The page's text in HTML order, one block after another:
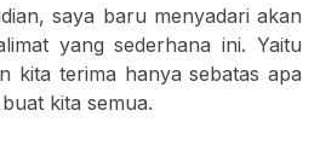
saya baru menyadari akan
yang sederhana ini. Yaitu
kita terima hanya sebatas apa
kita semua.